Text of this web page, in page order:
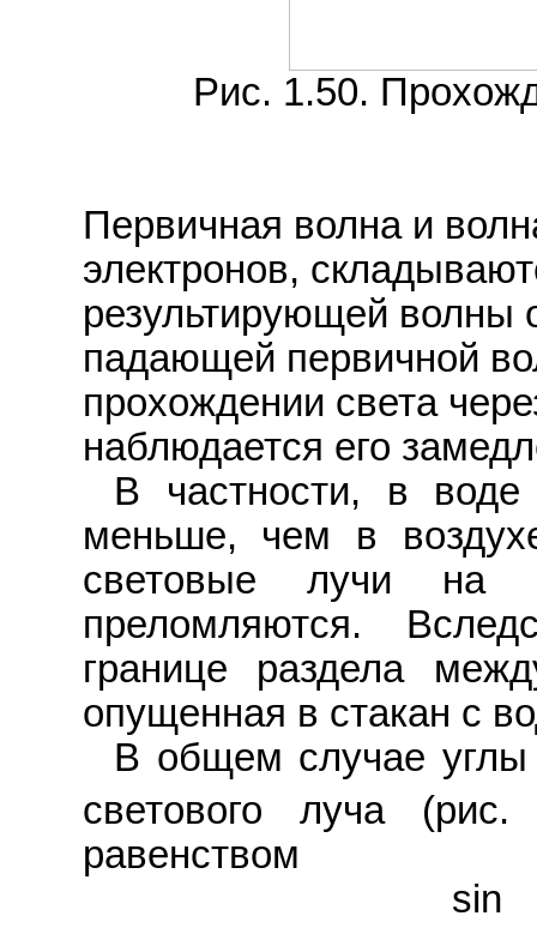
Рис. 1.50.
Первичная волна и
электронов,
результирующей волны
падающей первичной
прохождении света
наблюдается его
В частности, в
меньше, чем в
световые лучи на
преломляются.
границе раздела
опущенная в стакан с
В общем случае
светового луча
равенством
sin